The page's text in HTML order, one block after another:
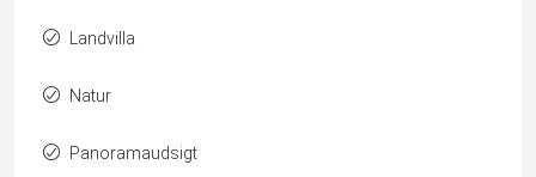
Landvilla
Natur
Panoramaudsigt